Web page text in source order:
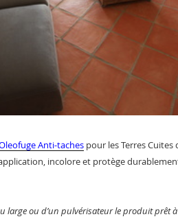
Anti-taches pour les Terres Cuites
incolore et protège
large ou d’un pulvérisateur le produit prêt